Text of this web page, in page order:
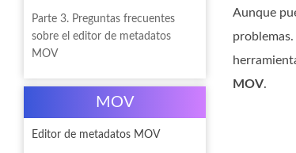
Parte 3. Preguntas frecuentes
sobre el editor de metadatos
MOV
MOV
Editor de metadatos MOV
Aunque
MOV.